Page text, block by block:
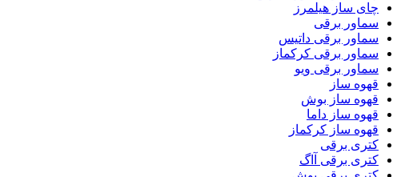
چای ساز هیلمرز
سماور برقی
سماور برقی داتیس
سماور برقی کرکماز
سماور برقی ویو
قهوه ساز
قهوه ساز بوش
قهوه ساز داما
قهوه ساز کرکماز
کتری برقی
کتری برقی آاگ